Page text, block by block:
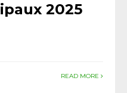
2025
READ MORE